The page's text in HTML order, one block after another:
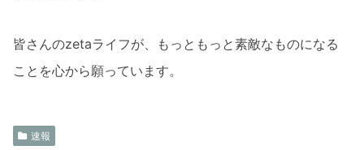
皆さんのzetaライフが、もっともっと素敵なものになる
ことを心から願っています。
速報